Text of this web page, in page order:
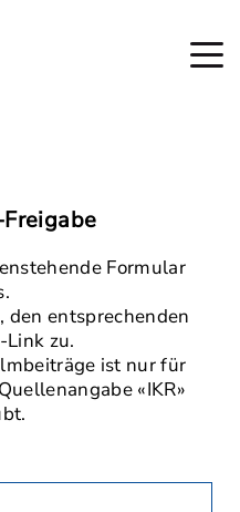
Formular
den entsprechenden
zu.
ist nur für
«IKR»